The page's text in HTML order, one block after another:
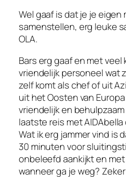
Wel gaaf is dat je je eigen
samenstellen, erg leuke
OLA.
Bars erg gaaf en met veel
vriendelijk personeel wat
zelf komt als chef of uit
uit het Oosten van
vriendelijk en
laatste reis met
Wat ik erg jammer vind is
30 minuten voor
onbeleefd aankijkt en met
wanneer ga je weg?